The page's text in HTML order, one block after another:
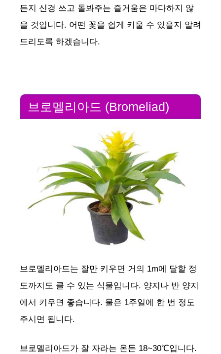
든지 신경 쓰고 돌봐주는 즐거움은 마다하지 않
을 것입니다. 어떤 꽃을 쉽게 키울 수 있을지 알려
드리도록 하겠습니다.
브로멜리아드 (Bromeliad)
브로멜리아드는 잘만 키우면 거의 1m에 달할 정
도까지도 클 수 있는 식물입니다. 양지나 반 양지
에서 키우면 좋습니다. 물은 1주일에 한 번 정도
주시면 됩니다.
브로멜리아드가 잘 자라는 온돈 18~30℃입니다.